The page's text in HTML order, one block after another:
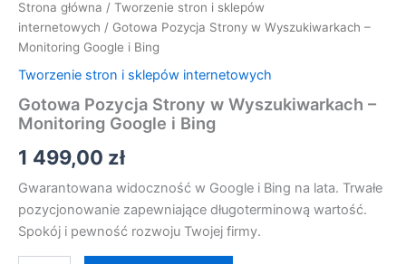
Strona główna / Tworzenie stron i sklepów
internetowych / Gotowa Pozycja Strony w Wyszukiwarkach –
Monitoring Google i Bing
Tworzenie stron i sklepów internetowych
Gotowa Pozycja Strony w Wyszukiwarkach –
Monitoring Google i Bing
1 499,00 zł
Gwarantowana widoczność w Google i Bing na lata. Trwałe
pozycjonowanie zapewniające długoterminową wartość.
Spokój i pewność rozwoju Twojej firmy.